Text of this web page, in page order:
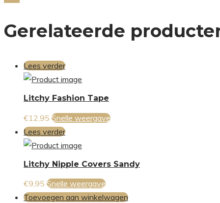
Gerelateerde
Lees verder
Litchy Fashion Tape
€12,95 Snelle weergave
Lees verder
Litchy Nipple Covers Sandy
€9,95 Snelle weergave
Toevoegen aan winkelwagen